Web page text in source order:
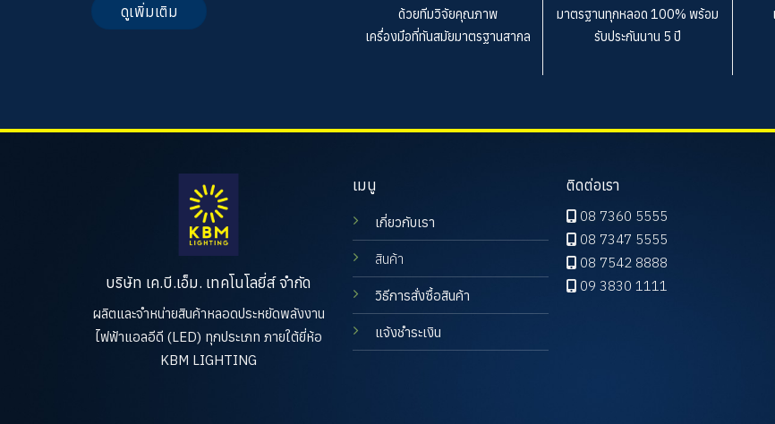
ดูเพิ่มเติม
ด้วยทีมวิจัยคุณภาพ
เครื่องมือที่ทันสมัยมาตรฐานสากล
มาตรฐานทุกหลอด 100% พร้อม
รับประกันนาน 5 ปี
บริษัท เค.บี.เอ็ม. เทคโนโลยี่ส์ จำกัด
ผลิตและจำหน่ายสินค้าหลอดประหยัดพลังงาน
ไฟฟ้าแอลอีดี (LED) ทุกประเภท ภายใต้ยี่ห้อ
เมนู ติดต่อเรา